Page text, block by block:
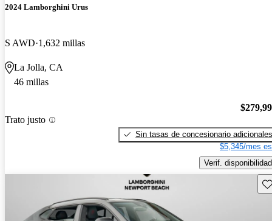
2024 Lamborghini Urus
S AWD 1,632 millas
La Jolla, CA
46 millas
Trato justo
Sin tasas de concesionario adicionales
$5,345/mes
Verif. disponibilidad